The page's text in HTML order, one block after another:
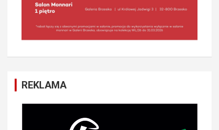
REKLAMA